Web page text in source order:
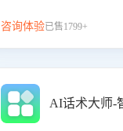
咨询体验已售1799+
AI话术大师-